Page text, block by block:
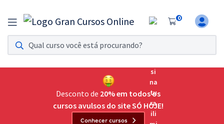
0
Assinatura Ilimitada 11
Acesso a todos os cursos. Teste grátis por 7 dias!
Assinatura OAB Até Passar
Acesso ilimitado a toda preparação para o Exame da
Desconto de 20% em todos os
cursos avulsos do site SÓ HOJE!
Conhecer cursos